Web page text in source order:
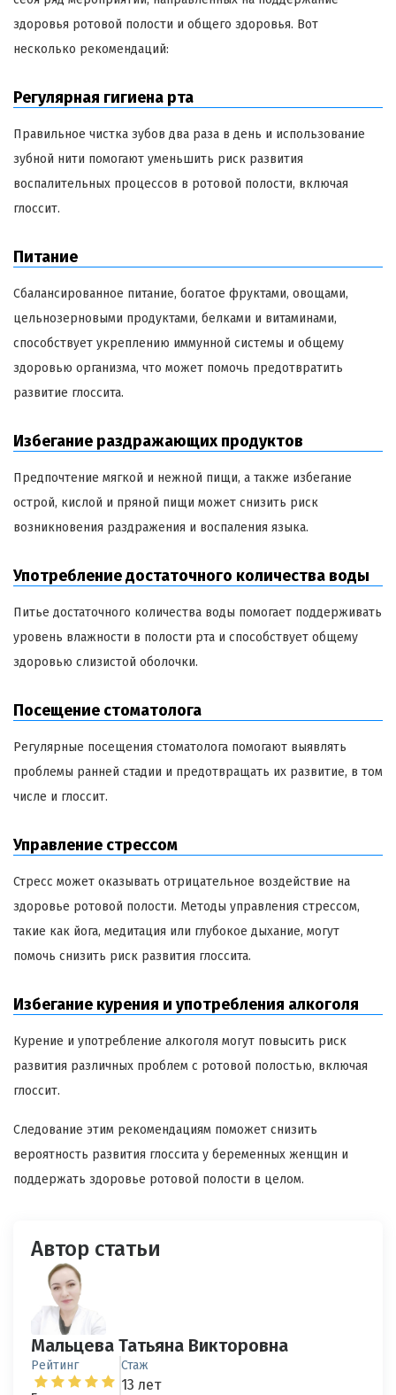
здоровья ротовой полости и общего здоровья. Вот
несколько рекомендаций:
Регулярная гигиена рта
Правильное чистка зубов два раза в день и использование
зубной нити помогают уменьшить риск развития
воспалительных процессов в ротовой полости, включая
глоссит.
Питание
Сбалансированное питание, богатое фруктами, овощами,
цельнозерновыми продуктами, белками и витаминами,
способствует укреплению иммунной системы и общему
здоровью организма, что может помочь предотвратить
развитие глоссита.
Избегание раздражающих продуктов
Предпочтение мягкой и нежной пищи, а также избегание
острой, кислой и пряной пищи может снизить риск
возникновения раздражения и воспаления языка.
Употребление достаточного количества воды
Питье достаточного количества воды помогает поддерживать
уровень влажности в полости рта и способствует общему
здоровью слизистой оболочки.
Посещение стоматолога
Регулярные посещения стоматолога помогают выявлять
проблемы ранней стадии и предотвращать их развитие, в том
числе и глоссит.
Управление стрессом
Стресс может оказывать отрицательное воздействие на
здоровье ротовой полости. Методы управления стрессом,
такие как йога, медитация или глубокое дыхание, могут
помочь снизить риск развития глоссита.
Избегание курения и употребления алкоголя
Курение и употребление алкоголя могут повысить риск
развития различных проблем с ротовой полостью, включая
глоссит.
Следование этим рекомендациям поможет снизить
вероятность развития глоссита у беременных женщин и
поддержать здоровье ротовой полости в целом.
Автор статьи
Мальцева Татьяна Викторовна
Рейтинг Стаж
13 лет